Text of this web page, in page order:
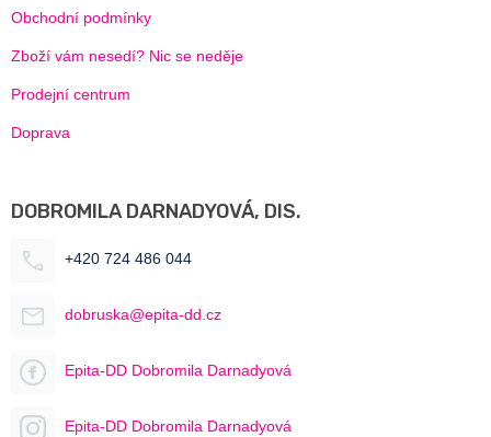
Obchodní podmínky
Zboží vám nesedí? Nic se neděje
Prodejní centrum
Doprava
DOBROMILA DARNADYOVÁ, DIS.
+420 724 486 044
dobruska@epita-dd.cz
Epita-DD Dobromila Darnadyová
Epita-DD Dobromila Darnadyová